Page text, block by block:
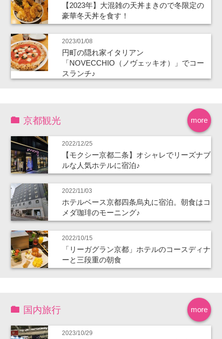
【2023年】大混雑の天丼まきので冬限定の
豪華冬天丼を食す！
2023/01/08
円町の隠れ家イタリアン
「NOVECCHIO（ノヴェッキオ）」でコー
スランチ♪
more
京都観光
2022/12/25
【モクシー京都二条】オシャレでリーズナブ
ルな人気ホテルに宿泊♪
2022/11/03
ホテルベース京都四条烏丸に宿泊。朝食はコ
メダ珈琲のモーニング♪
2022/10/15
「リーガグラン京都」ホテルのコースディナ
ーと三段重の朝食
more
国内旅行
2023/10/29